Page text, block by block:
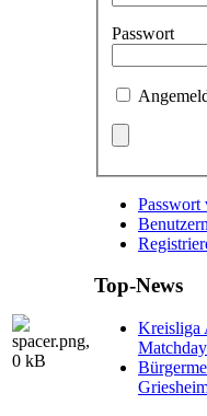
Passwort
Passwort
Top-News
Kreisliga